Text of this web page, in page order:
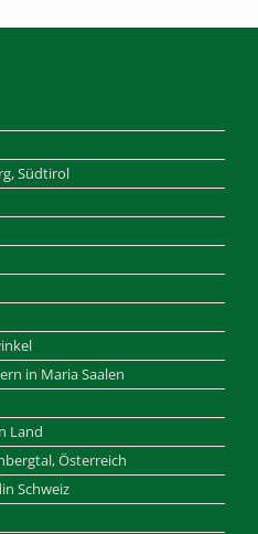
Südtirol
in Maria Saalen
Land
Österreich
Schweiz